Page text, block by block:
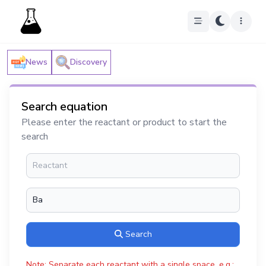
News Discovery
Search equation
Please enter the reactant or product to start the
search
Search